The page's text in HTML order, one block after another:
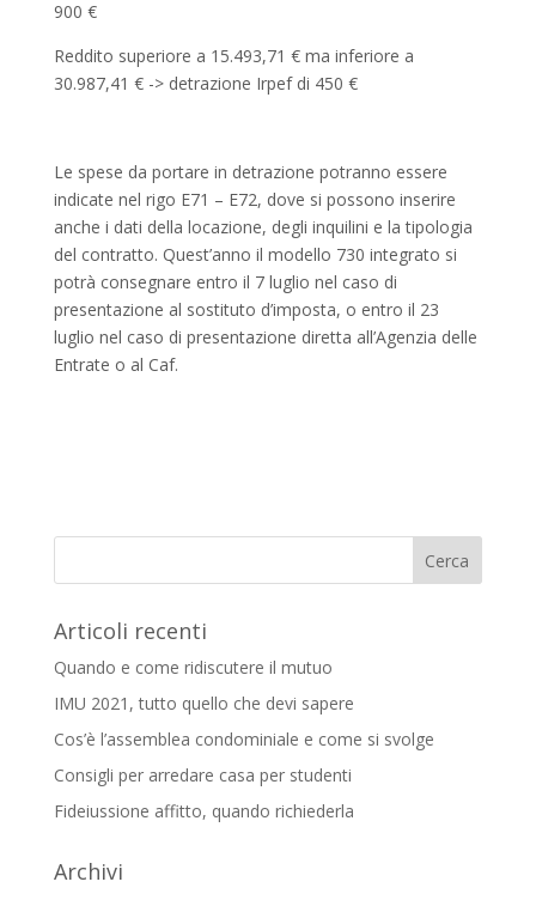
900 €
Reddito superiore a 15.493,71 € ma inferiore a
30.987,41 € -> detrazione Irpef di 450 €
Le spese da portare in detrazione potranno essere
indicate nel rigo E71 – E72, dove si possono inserire
anche i dati della locazione, degli inquilini e la tipologia
del contratto. Quest’anno il modello 730 integrato si
potrà consegnare entro il 7 luglio nel caso di
presentazione al sostituto d’imposta, o entro il 23
luglio nel caso di presentazione diretta all’Agenzia delle
Entrate o al Caf.
Articoli recenti
Quando e come ridiscutere il mutuo
IMU 2021, tutto quello che devi sapere
Cos’è l’assemblea condominiale e come si svolge
Consigli per arredare casa per studenti
Fideiussione affitto, quando richiederla
Archivi